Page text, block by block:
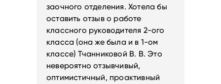
заочного отделения. Хотела бы
оставить отзыв о работе
классного руководителя 2-ого
класса (она же была и в 1-ом
классе) Тчанниковой В. В. Это
невероятно отзывчивый,
оптимистичный, проактивный